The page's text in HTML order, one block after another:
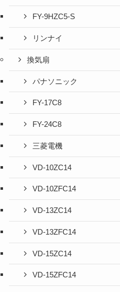
FY-9HZC5-S
リンナイ
換気扇
パナソニック
FY-17C8
FY-24C8
三菱電機
VD-10ZC14
VD-10ZFC14
VD-13ZC14
VD-13ZFC14
VD-15ZC14
VD-15ZFC14